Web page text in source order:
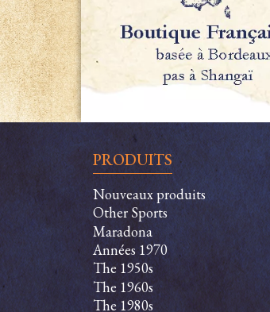
PRODUITS
Nouveaux produits
Other Sports
Maradona
Années 1970
The 1950s
The 1960s
The 1980s